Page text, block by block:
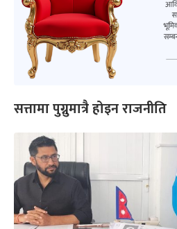
सत्तामा पुग्नुमात्रै होइन राजनीति